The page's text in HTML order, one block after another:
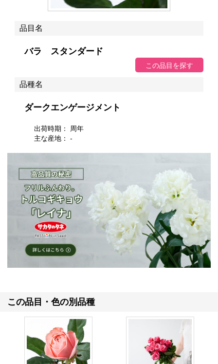
品目名
バラ スタンダード
品種名
ダークエンゲージメント
出荷時期： 周年
主な産地： -
この品目・色の別品種